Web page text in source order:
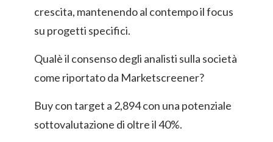
crescita, mantenendo al contempo il focus
su progetti specifici.
Qualè il consenso degli analisti sulla società
come riportato da Marketscreener?
Buy con target a 2,894 con una potenziale
sottovalutazione di oltre il 40%.